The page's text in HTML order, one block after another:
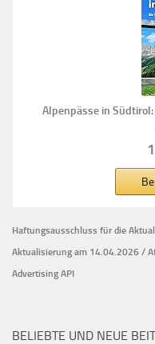
Alpenpässe in
Haftungsausschluss für die
Aktualisierung am 14.04.2026 /
Advertising API
BELIEBTE UND NEUE